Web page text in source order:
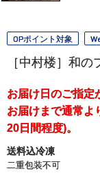
OPポイント対象
［中村楼］和の
お届け日のご指定
お届けまで通常よ
20日間程度)。
送料込冷凍
二重包装不可